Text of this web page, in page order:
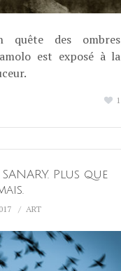
quête des ombres
est exposé à la
1
SANARY. Plus que
ART